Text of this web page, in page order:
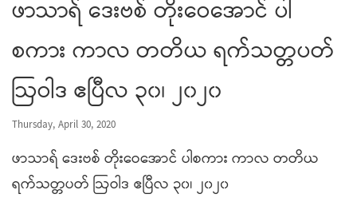
ဖာသာရ် ဒေးဗစ် တိုးဝေအောင် ပါ
စကား ကာလ တတိယ ရက်သတ္တပတ်
ဩဝါဒ ဧပြီလ ၃၀၊ ၂၀၂၀
Thursday, April 30, 2020
ဖာသာရ် ဒေးဗစ် တိုးဝေအောင် ပါစကား ကာလ တတိယ
ရက်သတ္တပတ် ဩဝါဒ ဧပြီလ ၃၀၊ ၂၀၂၀